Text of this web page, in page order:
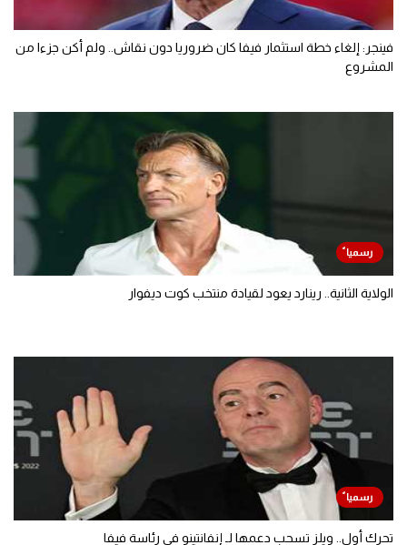
فينجر: إلغاء خطة استثمار فيفا كان ضروريا دون نقاش.. ولم أكن جزءا من
المشروع
الولاية الثانية.. رينارد يعود لقيادة منتخب كوت ديفوار
تحرك أول.. ويلز تسحب دعمها لـ إنفانتينو في رئاسة فيفا